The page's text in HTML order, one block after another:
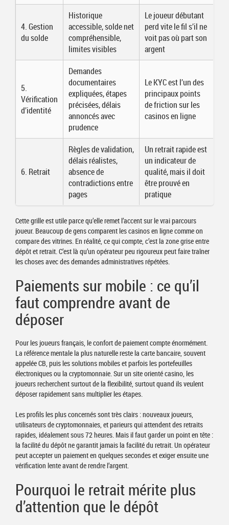
4. Gestion
du solde
Historique
accessible, solde net
compréhensible,
limites visibles
Le joueur débutant
perd vite le fil s’il ne
voit pas où part son
argent
5.
Vérification
d’identité
Demandes
documentaires
expliquées, étapes
précisées, délais
annoncés avec
prudence
Le KYC est l’un des
principaux points
de friction sur les
casinos en ligne
6. Retrait
Règles de validation,
délais réalistes,
absence de
contradictions entre
pages
Un retrait rapide est
un indicateur de
qualité, mais il doit
être prouvé en
pratique
Cette grille est utile parce qu’elle remet l’accent sur le vrai parcours
joueur. Beaucoup de gens comparent les casinos en ligne comme on
compare des vitrines. En réalité, ce qui compte, c’est la zone grise entre
dépôt et retrait. C’est là qu’un opérateur peu rigoureux peut faire traîner
les choses avec des demandes administratives répétées.
Paiements sur mobile : ce qu’il
faut comprendre avant de
déposer
Pour les joueurs français, le confort de paiement compte énormément.
La référence mentale la plus naturelle reste la carte bancaire, souvent
appelée CB, puis les solutions mobiles et parfois les portefeuilles
électroniques ou la cryptomonnaie. Sur un site orienté casino, les
joueurs recherchent surtout de la flexibilité, surtout quand ils veulent
déposer rapidement sans multiplier les étapes.
Les profils les plus concernés sont très clairs : nouveaux joueurs,
utilisateurs de cryptomonnaies, et parieurs qui attendent des retraits
rapides, idéalement sous 72 heures. Mais il faut garder un point en tête :
la facilité du dépôt ne garantit jamais la facilité du retrait. Un opérateur
peut accepter un paiement en quelques secondes et exiger ensuite une
vérification lente avant de rendre l’argent.
Pourquoi le retrait mérite plus
d’attention que le dépôt